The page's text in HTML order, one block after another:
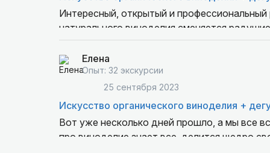
Интересный, открытый и профессиональный
натурального виноделия сменяется
на обильный обед из вкуснейшие
собственной винодельни. А ещё
Нино. Спасибо!
Елена
Опыт: 32 экскурсии
25 сентября 2023
Искусство органического виноделия +
Вот уже несколько дней прошло, а мы все
про виноделие знает все, делится щедро